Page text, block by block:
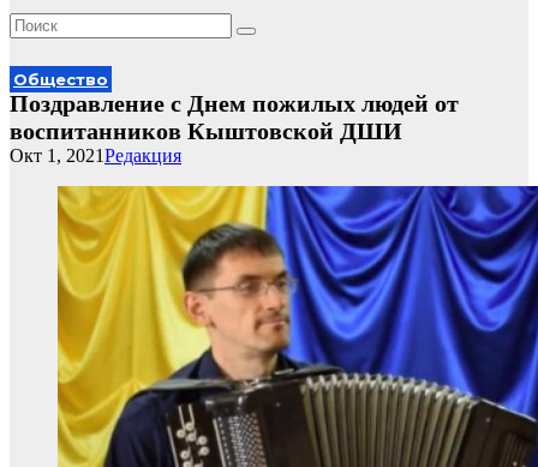
Общество
Поздравление с Днем пожилых людей от
воспитанников Кыштовской ДШИ
Редакция
Окт 1, 2021